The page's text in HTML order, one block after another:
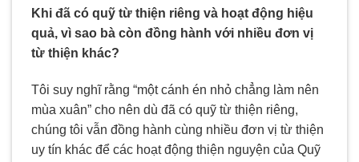
Khi đã có quỹ từ thiện riêng và hoạt động hiệu
quả, vì sao bà còn đồng hành với nhiều đơn vị
từ thiện khác?
Tôi suy nghĩ rằng “một cánh én nhỏ chẳng làm nên
mùa xuân” cho nên dù đã có quỹ từ thiện riêng,
chúng tôi vẫn đồng hành cùng nhiều đơn vị từ thiện
uy tín khác để các hoạt động thiện nguyện của Quỹ